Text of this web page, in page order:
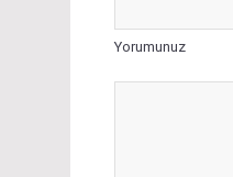
Yorumunuz